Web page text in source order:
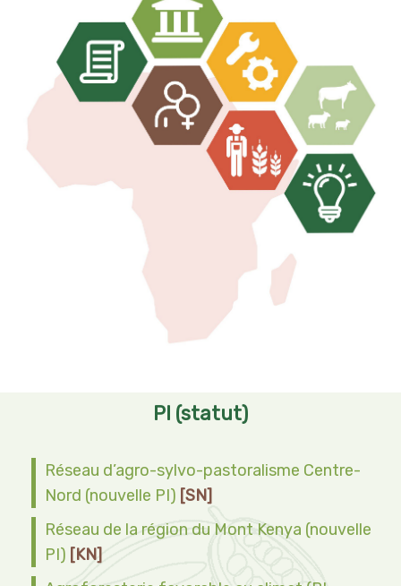
PI (statut)
Réseau d’agro-sylvo-pastoralisme Centre-
Nord (nouvelle PI) [SN]
Réseau de la région du Mont Kenya (nouvelle
PI) [KN]